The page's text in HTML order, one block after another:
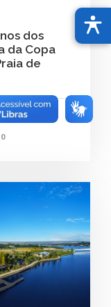
dos
da Copa
de
0